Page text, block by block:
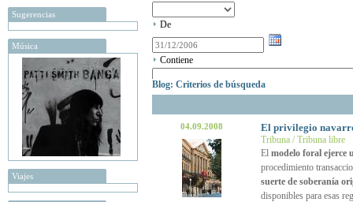
Sugerencias
Música
Viajes
De
Contiene
Blog: Criterios de búsqueda
04.09.2008 El privilegio
Tribuna / Tribuna libre
El modelo foral ejerce
procedimiento
suerte de soberanía
disponibles para esas